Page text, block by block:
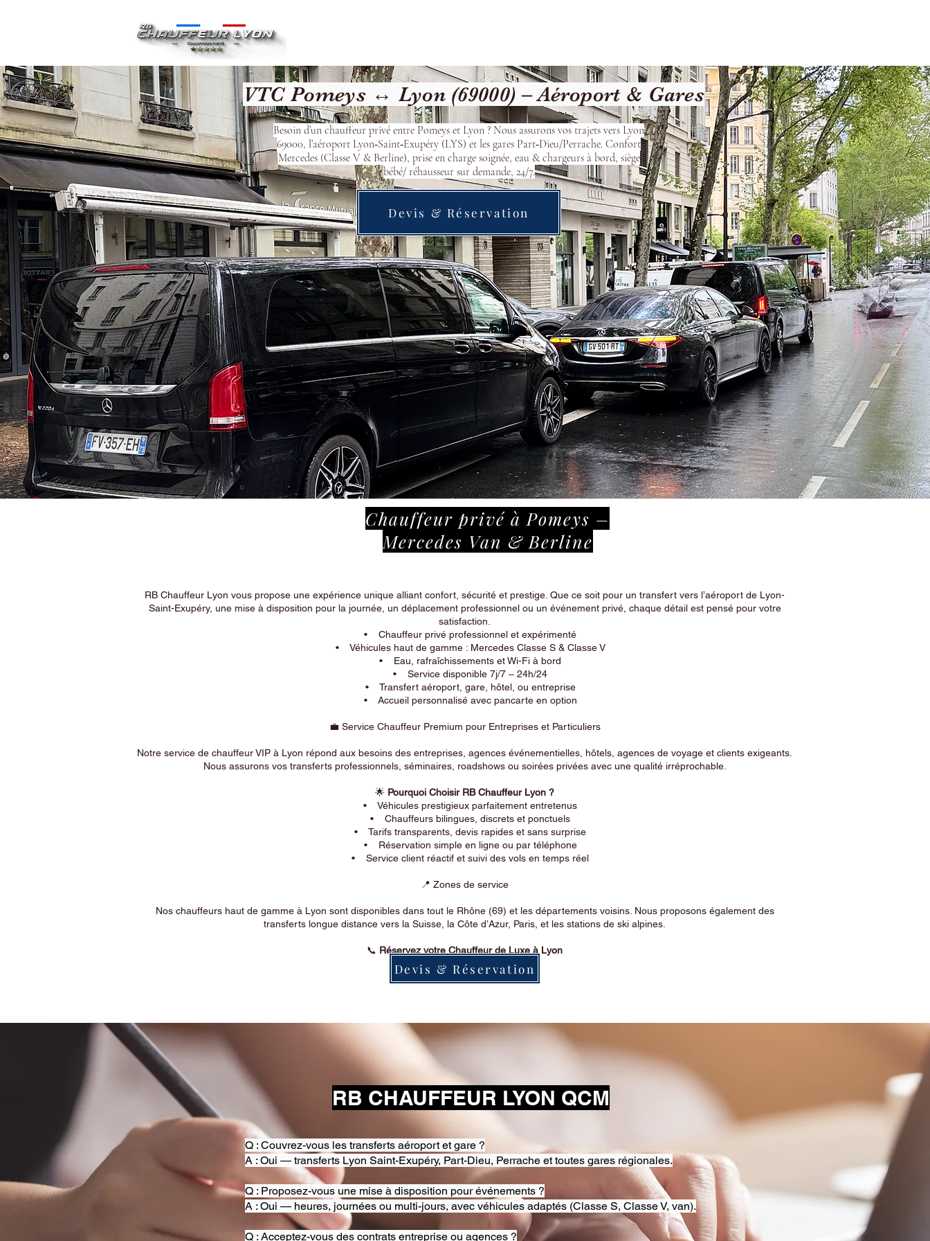
VTC Pomeys ↔ Lyon (69000) – Aéroport & Gares
Besoin d’un chauffeur privé entre Pomeys et Lyon ? Nous assurons vos trajets vers Lyon
69000, l’aéroport Lyon‑Saint‑Exupéry (LYS) et les gares Part‑Dieu/Perrache. Confort
Mercedes (Classe V & Berline), prise en charge soignée, eau & chargeurs à bord, siège
bébé/ réhausseur sur demande, 24/7.
Devis & Réservation
Chauffeur privé à Pomeys –
Mercedes Van & Berline
RB Chauffeur Lyon vous propose une expérience unique alliant confort, sécurité et prestige. Que ce soit pour un transfert vers l’aéroport de Lyon-
Saint-Exupéry, une mise à disposition pour la journée, un déplacement professionnel ou un événement privé, chaque détail est pensé pour votre
satisfaction.
• Chauffeur privé professionnel et expérimenté
• Véhicules haut de gamme : Mercedes Classe S & Classe V
• Eau, rafraîchissements et Wi-Fi à bord
• Service disponible 7j/7 – 24h/24
• Transfert aéroport, gare, hôtel, ou entreprise
• Accueil personnalisé avec pancarte en option
💼 Service Chauffeur Premium pour Entreprises et Particuliers
Notre service de chauffeur VIP à Lyon répond aux besoins des entreprises, agences événementielles, hôtels, agences de voyage et clients exigeants.
Nous assurons vos transferts professionnels, séminaires, roadshows ou soirées privées avec une qualité irréprochable.
🌟 Pourquoi Choisir RB Chauffeur Lyon ?
• Véhicules prestigieux parfaitement entretenus
• Chauffeurs bilingues, discrets et ponctuels
• Tarifs transparents, devis rapides et sans surprise
• Réservation simple en ligne ou par téléphone
• Service client réactif et suivi des vols en temps réel
📍 Zones de service
Nos chauffeurs haut de gamme à Lyon sont disponibles dans tout le Rhône (69) et les départements voisins. Nous proposons également des
transferts longue distance vers la Suisse, la Côte d’Azur, Paris, et les stations de ski alpines.
📞 Réservez votre Chauffeur de Luxe à Lyon
Devis & Réservation
RB CHAUFFEUR LYON QCM
Q : Couvrez-vous les transferts aéroport et gare ?
A : Oui — transferts Lyon Saint-Exupéry, Part-Dieu, Perrache et toutes gares régionales.
Q : Proposez-vous une mise à disposition pour événements ?
A : Oui — heures, journées ou multi-jours, avec véhicules adaptés (Classe S, Classe V, van).
Q : Acceptez-vous des contrats entreprise ou agences ?